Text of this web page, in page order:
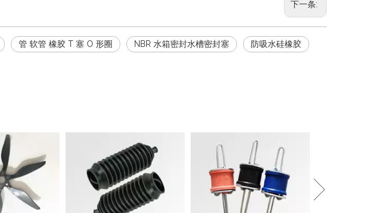
下一条:
管 软管 橡胶 T 塞 O 形圈 NBR 水箱密封水槽密封塞 防吸水硅橡胶